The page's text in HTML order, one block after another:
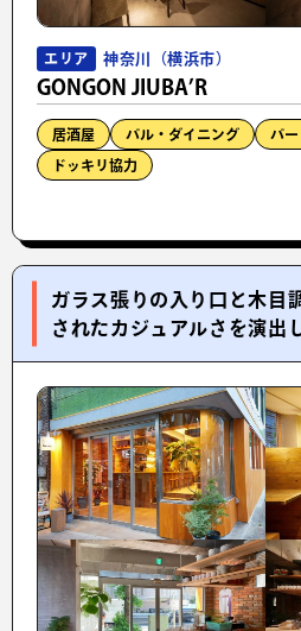
エリア 神奈川（横浜市）
GONGON JIUBA’R
居酒屋 バル・ダイニング バー
ドッキリ協力
ガラス張りの入り口と木目
されたカジュアルさを演出